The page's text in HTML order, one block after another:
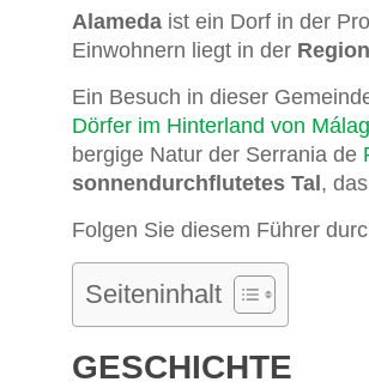
Alameda ist ein Dorf in der
Einwohnern liegt in der
Ein Besuch in dieser
Dörfer im Hinterland von
bergige Natur der Serrania de
sonnendurchflutetes Tal ,
Folgen Sie diesem Führer
Seiteninhalt
GESCHICHTE